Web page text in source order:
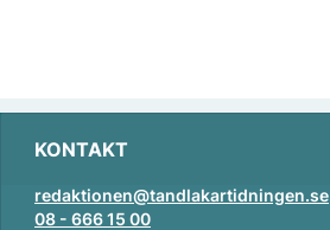
KONTAKT
redaktionen@tandlakartidningen.se
08 - 666 15 00